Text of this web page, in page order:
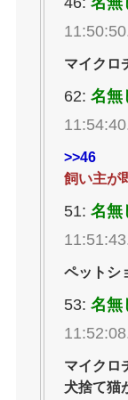
マイクロ
62: 名無
>>46
飼い主が
51: 名無
ペットシ
53: 名無
マイクロ
犬捨て猫